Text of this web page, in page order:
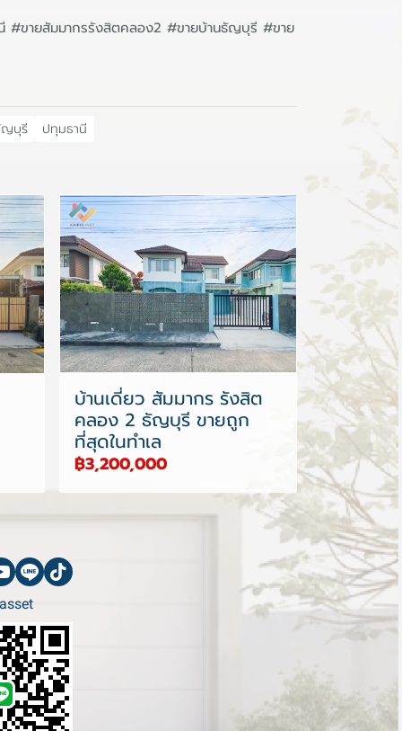
#ขายสัมมากรรังสิตคลอง2 #ขายบ้านธัญบุรี #ขาย
บุรี ปทุมธานี
บ้านเดี่ยว สัมมากร รังสิต
คลอง 2 ธัญบุรี ขายถูก
ที่สุดในทำเล
฿3,200,000